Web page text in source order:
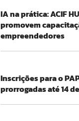
IA na prática: ACIF
promovem
empreendedores
Inscrições para o
prorrogadas até 14